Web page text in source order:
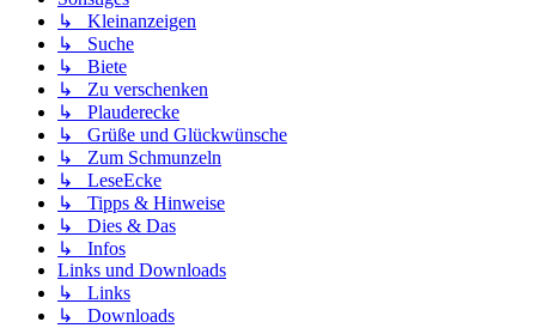
↳ Kleinanzeigen
↳ Suche
↳ Biete
↳ Zu verschenken
↳ Plauderecke
↳ Grüße und Glückwünsche
↳ Zum Schmunzeln
↳ LeseEcke
↳ Tipps & Hinweise
↳ Dies & Das
↳ Infos
Links und Downloads
↳ Links
↳ Downloads